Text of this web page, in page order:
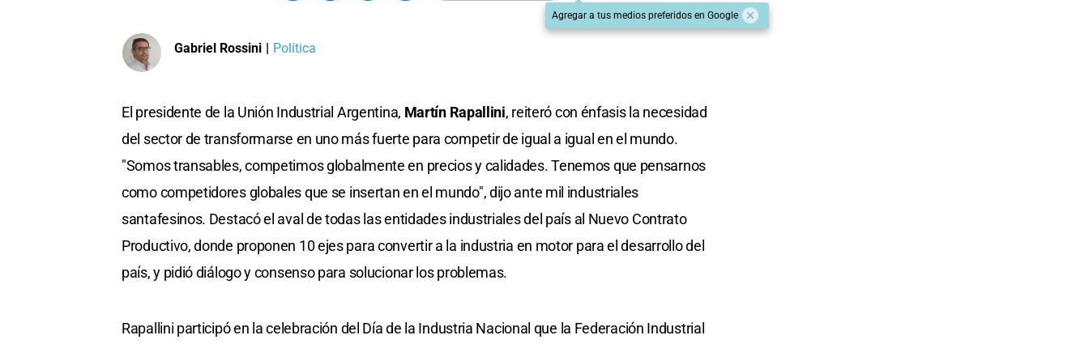
Agregar a tus medios preferidos en Google
Gabriel Rossini | Política
El presidente de la Unión Industrial Argentina, Martín Rapallini, reiteró con énfasis la necesidad
del sector de transformarse en uno más fuerte para competir de igual a igual en el mundo.
"Somos transables, competimos globalmente en precios y calidades. Tenemos que pensarnos
como competidores globales que se insertan en el mundo", dijo ante mil industriales
santafesinos. Destacó el aval de todas las entidades industriales del país al Nuevo Contrato
Productivo, donde proponen 10 ejes para convertir a la industria en motor para el desarrollo del
país, y pidió diálogo y consenso para solucionar los problemas.
Rapallini participó en la celebración del Día de la Industria Nacional que la Federación Industrial